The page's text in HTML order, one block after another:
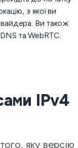
з якої ви
Ви також
та WebRTC.
IPv4
яку версію